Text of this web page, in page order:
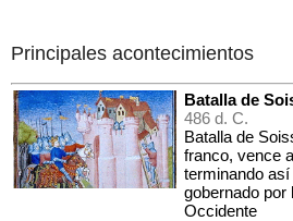
Principales acontecimientos
Batalla de
486 d. C.
Batalla de
franco, vence
terminando
gobernado por
Occidente